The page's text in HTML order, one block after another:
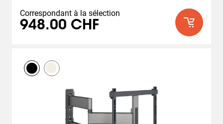
Correspondant à la sélection
948.00 CHF